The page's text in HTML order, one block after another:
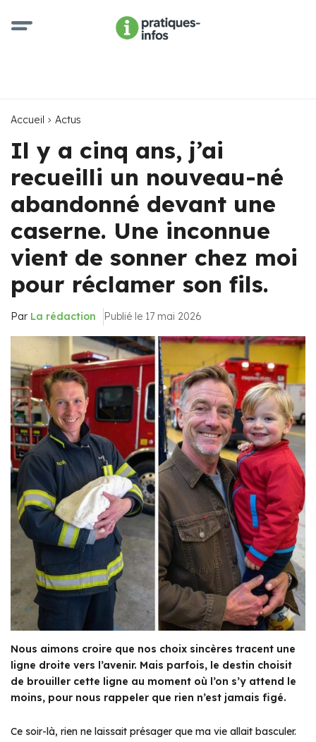
Accueil Actus
Il y a cinq ans, j’ai
recueilli un nouveau-né
abandonné devant une
caserne. Une inconnue
vient de sonner chez moi
pour réclamer son fils.
Par La rédaction Publié le 17 mai 2026
Nous aimons croire que nos choix sincères tracent une
ligne droite vers l’avenir. Mais parfois, le destin choisit
de brouiller cette ligne au moment où l’on s’y attend le
moins, pour nous rappeler que rien n’est jamais figé.
Ce soir-là, rien ne laissait présager que ma vie allait basculer.